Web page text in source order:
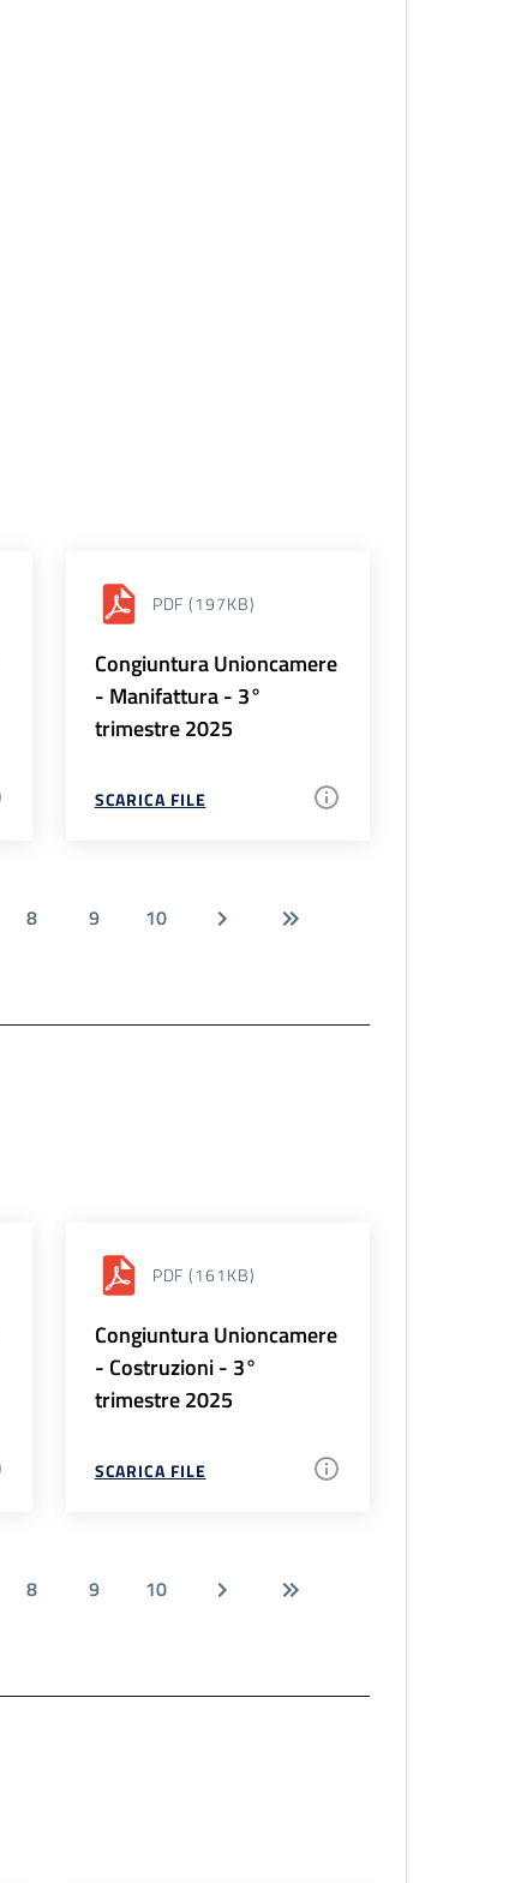
PDF (197KB)
Congiuntura Unioncamere
- Manifattura - 3°
trimestre 2025
SCARICA FILE
8 9 10
PDF (161KB)
Congiuntura Unioncamere
- Costruzioni - 3°
trimestre 2025
SCARICA FILE
8 9 10